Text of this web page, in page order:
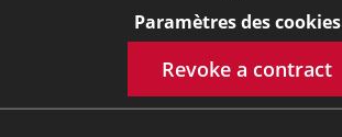
Paramètres des cookies
Revoke a contract